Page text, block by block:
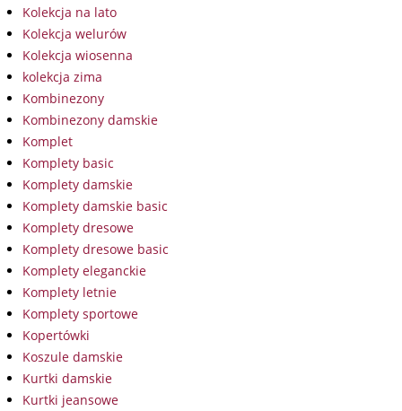
Kolekcja na lato
Kolekcja welurów
Kolekcja wiosenna
kolekcja zima
Kombinezony
Kombinezony damskie
Komplet
Komplety basic
Komplety damskie
Komplety damskie basic
Komplety dresowe
Komplety dresowe basic
Komplety eleganckie
Komplety letnie
Komplety sportowe
Kopertówki
Koszule damskie
Kurtki damskie
Kurtki jeansowe